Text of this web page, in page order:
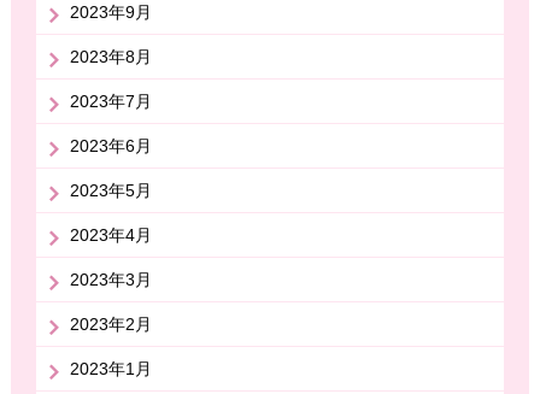
2023年9月
2023年8月
2023年7月
2023年6月
2023年5月
2023年4月
2023年3月
2023年2月
2023年1月